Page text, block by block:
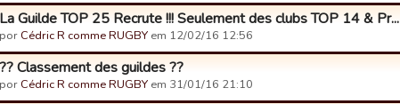
La Guilde TOP 25 Recrute !!! Seulement des clubs TOP 14 & Pr...
por Cédric R comme RUGBY em 12/02/16 12:56
?? Classement des guildes ??
por Cédric R comme RUGBY em 31/01/16 21:10